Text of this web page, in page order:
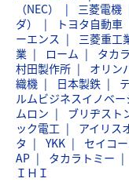
（NEC）
三菱電機
ダ）
トヨタ自動車
ーエンス
三菱重工
業
ローム タカ
村田製作所
オリン
織機
日本製鉄
ルムビジネスイノベー
ムロン
ブリヂスト
ック電工
アイリス
タ
YKK セイコ
AP
タカラトミー
ＩＨＩ